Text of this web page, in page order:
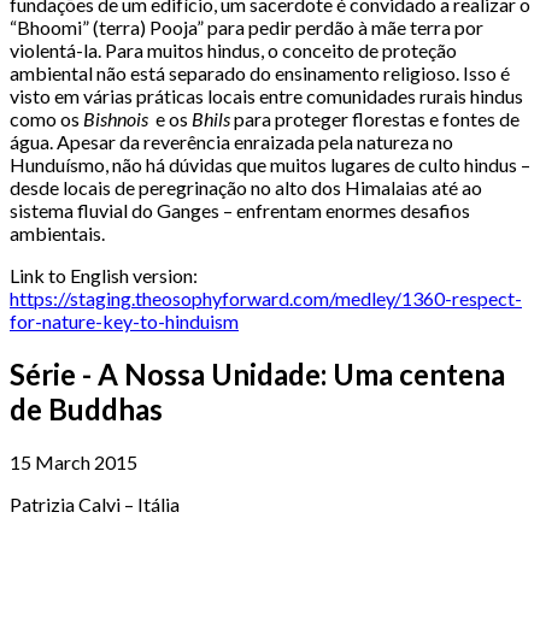
“Bhoomi” (terra) Pooja” para pedir perdão à mãe terra por
violentá-la. Para muitos hindus, o conceito de proteção
ambiental não está separado do ensinamento religioso. Isso é
visto em várias práticas locais entre comunidades rurais hindus
como os Bishnois e os Bhilspara proteger florestas e fontes de
água. Apesar da reverência enraizada pela natureza no
Hunduísmo, não há dúvidas que muitos lugares de culto hindus –
desde locais de peregrinação no alto dos Himalaias até ao
sistema fluvial do Ganges – enfrentam enormes desafios
ambientais.
Link to English version:
https://staging.theosophyforward.com/medley/1360-respect-
for-nature-key-to-hinduism
Série - A Nossa Unidade: Uma centena
de Buddhas
15 March 2015
Patrizia Calvi – Itália